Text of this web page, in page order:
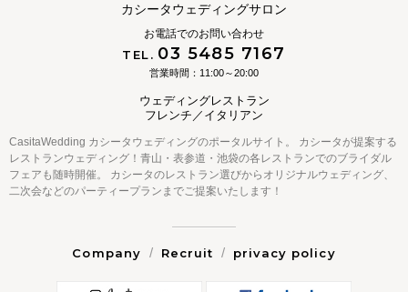
カシータウェディングサロン
お電話でのお問い合わせ
TEL. 03 5485 7167
営業時間：11:00～20:00
ウェディングレストラン
フレンチ／イタリアン
CasitaWedding カシータウェディングのポータルサイト。
カシータが提案する
レストランウェディング！青山・表参道・池袋の各レストランでのブライダル
フェアも随時開催。
カシータのレストラン選びからオリジナルウェディング、
二次会などのパーティープランまでご提案いたします！
Company Recruit privacy policy